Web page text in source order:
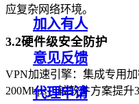
加入有人
意见反馈
代理申请
应复杂网络环境。
3.2硬件级安全防护
VPN加速引擎：集成专用
200Mbps，较软件方案提升3